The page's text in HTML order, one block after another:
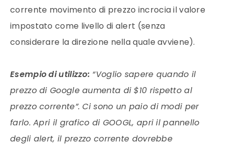
corrente movimento di prezzo incrocia il valore
impostato come livello di alert (senza
considerare la direzione nella quale avviene).
Esempio di utilizzo: “Voglio sapere quando il
prezzo di Google aumenta di $10 rispetto al
prezzo corrente”. Ci sono un paio di modi per
farlo. Apri il grafico di GOOGL, apri il pannello
degli alert, il prezzo corrente dovrebbe